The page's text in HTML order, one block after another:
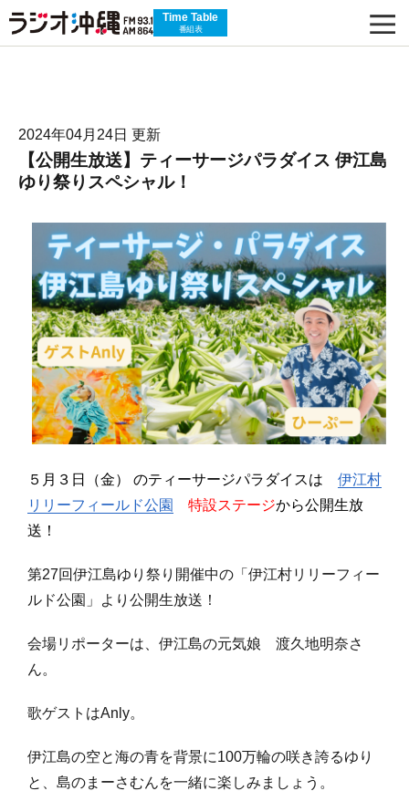
Time Table
番組表
2024年04月24日 更新
【公開生放送】ティーサージパラダイス 伊江島
ゆり祭りスペシャル！
５月３ 日（金） のティーサージパラダイスは 伊江村
リリーフィールド公園
特設ステージから公開生放
送！
第27回伊江島ゆり祭り開催中の「伊江村リリーフィー
ルド公園」より公開生放送！
会場リポーターは、伊江島の元気娘 渡久地明奈さ
ん。
歌ゲストはAnly。
伊江島の空と海の青を背景に100万輪の咲き誇るゆり
と、島のまーさむんを一緒に楽しみましょう。